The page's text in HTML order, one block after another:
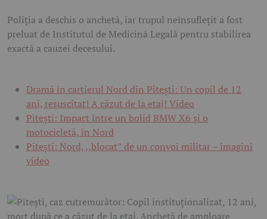
Poliția a deschis o anchetă, iar trupul neînsuflețit a fost
preluat de Institutul de Medicină Legală pentru stabilirea
exactă a cauzei decesului.
Dramă în cartierul Nord din Pitești: Un copil de 12
ani, resuscitat! A căzut de la etaj! Video
Pitești: Impact între un bolid BMW X6 și o
motocicletă, în Nord
Pitești: Nord, ,,blocat” de un convoi militar – imagini
video